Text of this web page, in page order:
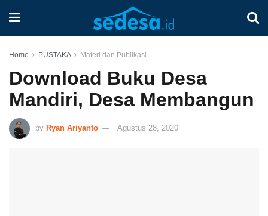
Home PUSTAKA Materi dan Publikasi
Download Buku Desa
Mandiri, Desa Membangun
by Ryan Ariyanto Agustus 28, 2020